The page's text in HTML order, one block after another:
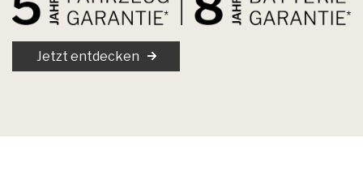
Jetzt entdecken